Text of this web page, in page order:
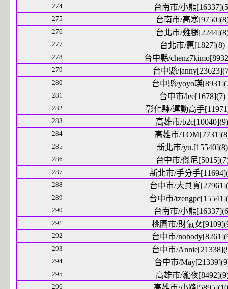
274 台南市/小熊
275 台南市/高寒
276 台北市/雞腿
277 台北市/惠[1827](8)
278 台中縣/
279 台中縣/
280 台中縣/yoyo瑛
281 台中市/lee[1678](7)
282 彰化縣/運動高手
283 高雄市/b2c[10040](9)
284 高雄市/
285 新北市/yu.[15540](8)
286 台中市/傑尼
287 新北市/手分手
288 台中市/大貝寶
289 台中市/
290 台南市/小熊
291 桃園市/財氣女
292 台中市/
293 台中市/
294 台中市/
295 高雄市/瀧夜
296